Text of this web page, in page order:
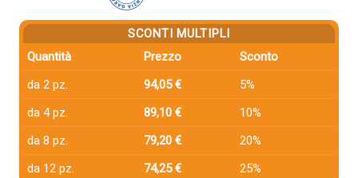
SCONTI MULTIPLI
Quantità
Prezzo
Sconto
da 2 pz.
94,05 €
5%
da 4 pz.
89,10 €
10%
da 8 pz.
79,20 €
20%
da 12 pz.
74,25 € 25%